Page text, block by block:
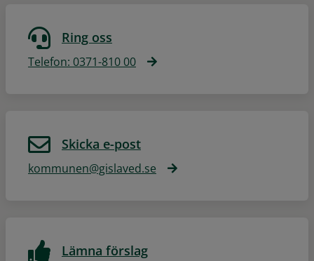
Ring oss
Telefon: 0371-810 00
Skicka e-post
kommunen@gislaved.se
Lämna förslag